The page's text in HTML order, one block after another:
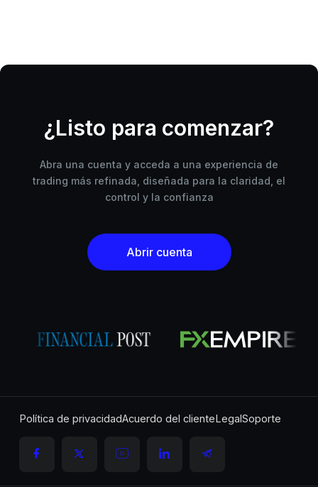
¿Listo para comenzar?
Abra una cuenta y acceda a una experiencia de
trading más refinada, diseñada para la claridad, el
control y la confianza
Abrir cuenta
Política de privacidadAcuerdo del clienteLegalSoporte